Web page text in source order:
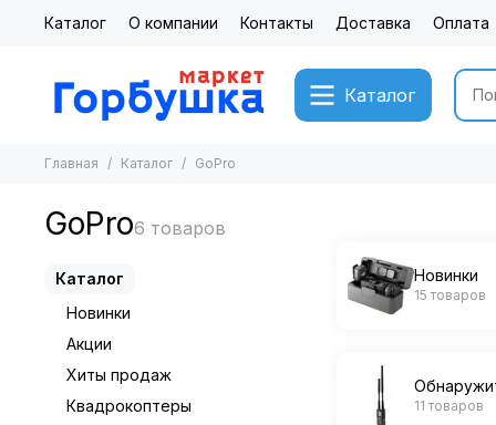
Каталог О компании Контакты Доставка Оплата
Каталог
Главная Каталог GoPro
GoPro
Новинки
15 товаров
11 товаров
Каталог
Новинки
Акции
Хиты продаж
Квадрокоптеры